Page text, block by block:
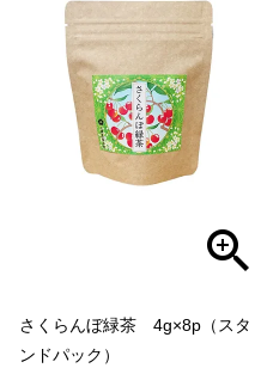
さくらんぼ緑茶 4g×8p（スタ
ンドパック）